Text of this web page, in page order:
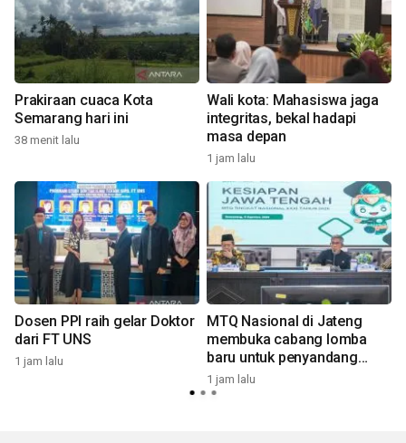
Prakiraan cuaca Kota
Semarang hari ini
38 menit lalu
Wali kota: Mahasiswa jaga
integritas, bekal hadapi
masa depan
1 jam lalu
Dosen PPI raih gelar Doktor
dari FT UNS
1 jam lalu
MTQ Nasional di Jateng
membuka cabang lomba
baru untuk penyandang
disabilitas
1 jam lalu